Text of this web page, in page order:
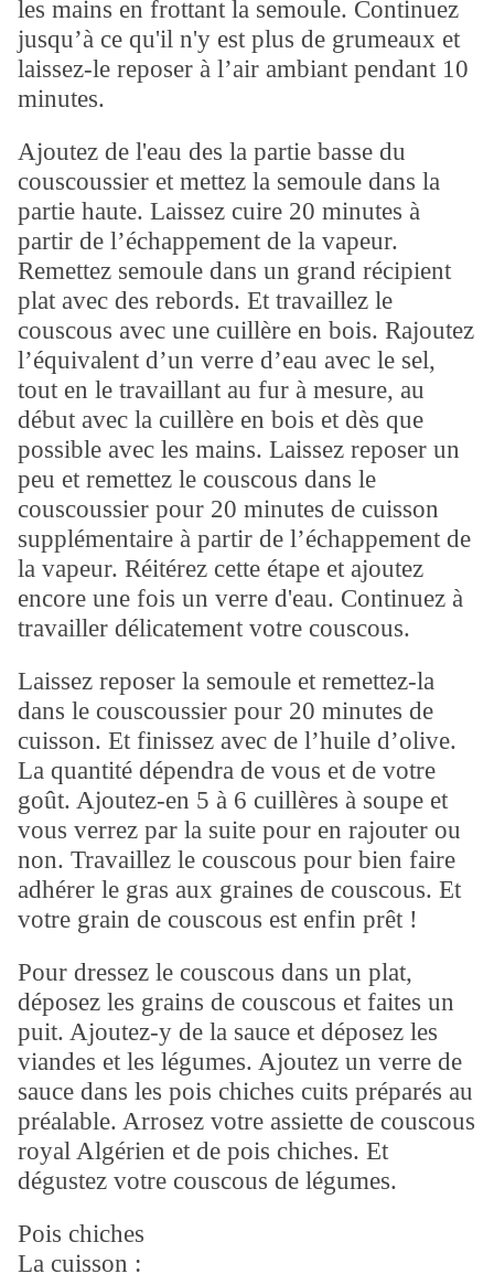
les mains en frottant la semoule. Continuez
jusqu’à ce qu'il n'y est plus de grumeaux et
laissez-le reposer à l’air ambiant pendant 10
minutes.
Ajoutez de l'eau des la partie basse du
couscoussier et mettez la semoule dans la
partie haute. Laissez cuire 20 minutes à
partir de l’échappement de la vapeur.
Remettez semoule dans un grand récipient
plat avec des rebords. Et travaillez le
couscous avec une cuillère en bois. Rajoutez
l’équivalent d’un verre d’eau avec le sel,
tout en le travaillant au fur à mesure, au
début avec la cuillère en bois et dès que
possible avec les mains. Laissez reposer un
peu et remettez le couscous dans le
couscoussier pour 20 minutes de cuisson
supplémentaire à partir de l’échappement de
la vapeur. Réitérez cette étape et ajoutez
encore une fois un verre d'eau. Continuez à
travailler délicatement votre couscous.
Laissez reposer la semoule et remettez-la
dans le couscoussier pour 20 minutes de
cuisson. Et finissez avec de l’huile d’olive.
La quantité dépendra de vous et de votre
goût. Ajoutez-en 5 à 6 cuillères à soupe et
vous verrez par la suite pour en rajouter ou
non. Travaillez le couscous pour bien faire
adhérer le gras aux graines de couscous. Et
votre grain de couscous est enfin prêt !
Pour dressez le couscous dans un plat,
déposez les grains de couscous et faites un
puit. Ajoutez-y de la sauce et déposez les
viandes et les légumes. Ajoutez un verre de
sauce dans les pois chiches cuits préparés au
préalable. Arrosez votre assiette de couscous
royal Algérien et de pois chiches. Et
dégustez votre couscous de légumes.
Pois chiches
La cuisson :